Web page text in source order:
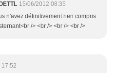
15/06/2012 08:35
n'avez définitivement rien compris
/> <br /> <br /> <br />
17:52